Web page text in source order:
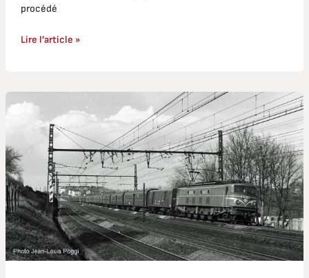
procédé
Lire l’article »
Tour
d’horizon
Traction
1
500
V
sur
le
Sud-